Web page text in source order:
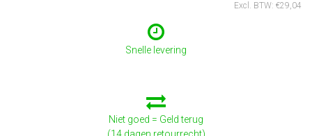
Excl. BTW: €29,04
Snelle levering
Niet goed = Geld terug